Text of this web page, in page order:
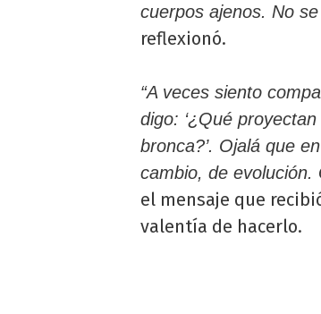
cuerpos ajenos. No
reflexionó.
“A veces siento
digo: ‘¿Qué
bronca?’. Ojalá que
cambio, de evolución.
el mensaje que
valentía de hacerlo.